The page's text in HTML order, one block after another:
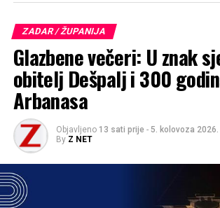
ZADAR / ŽUPANIJA
Glazbene večeri: U znak
obitelj Dešpalj i 300
Arbanasa
Objavljeno 13 sati prije - 5. kolovoza 2026.
By Z NET